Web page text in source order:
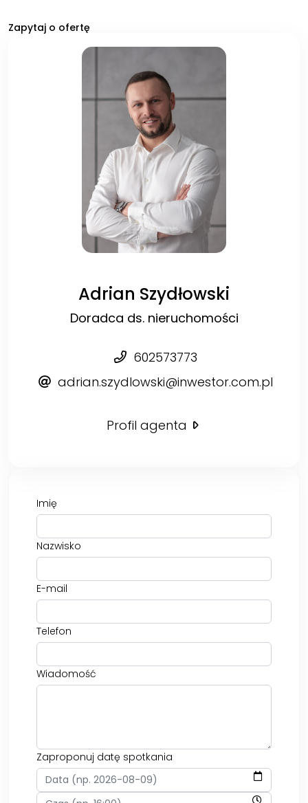
Zapytaj o ofertę
Adrian Szydłowski
Doradca ds. nieruchomości
602573773
adrian.szydlowski@inwestor.com.pl
Profil agenta
Imię
Nazwisko
E-mail
Telefon
Wiadomość
Zaproponuj datę spotkania